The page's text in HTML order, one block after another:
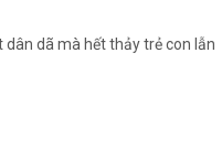
dã mà hết thảy trẻ con lẫn